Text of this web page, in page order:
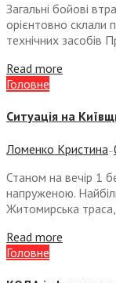
Загальні бойові
орієнтовно
технічних засобів
Read more
Головне
Ситуація на
Ломенко Кристина —
Станом на вечір 1
напруженою.
Житомирська траса,
Read more
Головне